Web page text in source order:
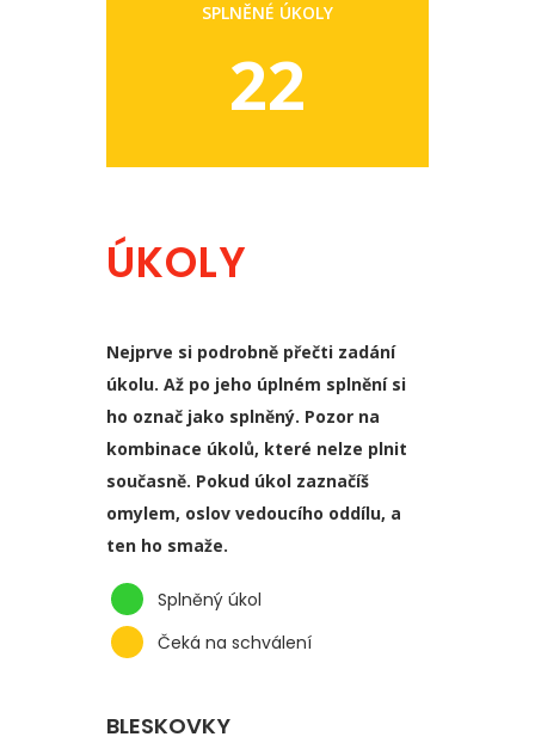
SPLNĚNÉ ÚKOLY
22
ÚKOLY
Nejprve si podrobně přečti zadání
úkolu. Až po jeho úplném splnění si
ho označ jako splněný. Pozor na
kombinace úkolů, které nelze plnit
současně. Pokud úkol zaznačíš
omylem, oslov vedoucího oddílu, a
ten ho smaže.
Splněný úkol
Čeká na schválení
BLESKOVKY